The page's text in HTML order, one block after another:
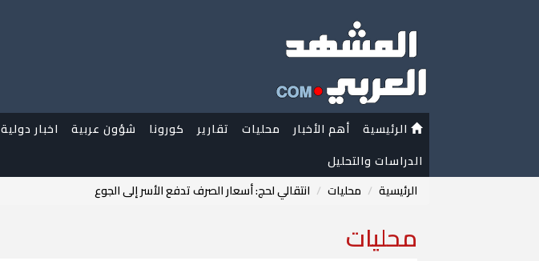
الرئيسية أهم الأخبار محليات تقارير كورونا شؤون عربية اخبار دولية
الدراسات والتحليل
الرئيسية
محليات انتقالي لحج: أسعار الصرف تدفع الأسر إلى الجوع
محليات